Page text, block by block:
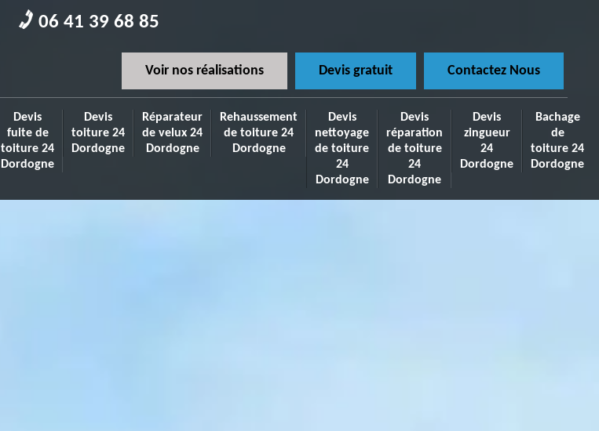
06 41 39 68 85
Voir nos réalisations Devis gratuit Contactez Nous
Devis
fuite de
toiture 24
Dordogne
Devis
toiture 24
Dordogne
Réparateur
de velux 24
Dordogne
Rehaussement
de toiture 24
Dordogne
Devis
nettoyage
de toiture
24
Dordogne
Devis
réparation
de toiture
24
Dordogne
Devis
zingueur
24
Dordogne
Bachage
de
toiture 24
Dordogne